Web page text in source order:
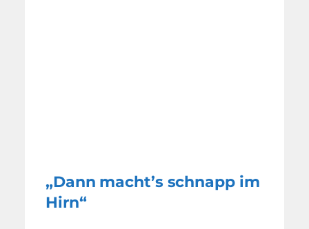
„Dann macht’s schnapp im
Hirn“